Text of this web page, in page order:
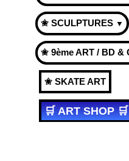
✬ SCULPTURES ▼
✬ 9ème ART / BD &
✬ SKATE ART
🛒 ART SHOP 🛒